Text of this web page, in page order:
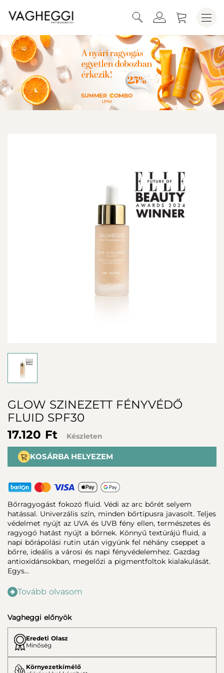
GLOW SZINEZETT FÉNYVÉDŐ FLUID SPF30 KOSÁRBA HELYEZEM
GLOW SZINEZETT FÉNYVÉDŐ
FLUID SPF30
17.120 Ft
Készleten
KOSÁRBA HELYEZEM
Bőrragyogást fokozó fluid. Védi az arc bőrét selyem
hatással. Univerzális szín, minden bőrtípusra javasolt. Teljes
védelmet nyújt az UVA és UVB fény ellen, természetes és
ragyogó hatást nyújt a bőrnek. Könnyű textúrájú fluid, a
napi bőrápolási rutin után vigyünk fel néhány cseppet a
bőrre, ideális a városi és napi fényvédelemhez. Gazdag
antioxidánsokban, megelőzi a pigmentfoltok kialakulását.
Egys…
Tovább olvasom
Vagheggi előnyök
Eredeti Olasz
Minőség
Környezetkímélő